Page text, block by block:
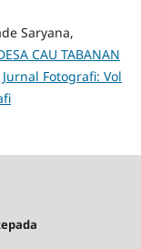
Saryana,
CAU TABANAN
Fotografi: Vol